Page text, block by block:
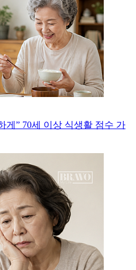
게” 70세 이상 식생활 점수 가